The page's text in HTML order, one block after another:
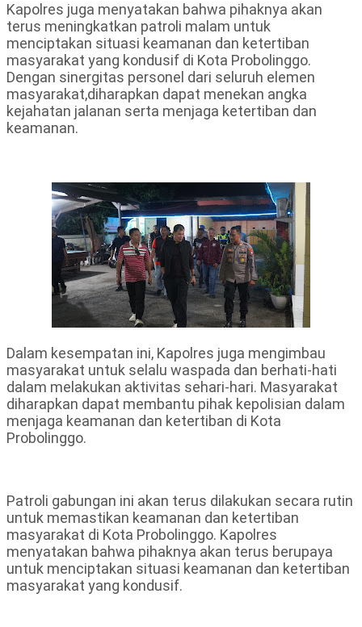
Kapolres juga menyatakan bahwa pihaknya akan
terus meningkatkan patroli malam untuk
menciptakan situasi keamanan dan ketertiban
masyarakat yang kondusif di Kota Probolinggo.
Dengan sinergitas personel dari seluruh elemen
masyarakat,diharapkan dapat menekan angka
kejahatan jalanan serta menjaga ketertiban dan
keamanan.
Dalam kesempatan ini, Kapolres juga mengimbau
masyarakat untuk selalu waspada dan berhati-hati
dalam melakukan aktivitas sehari-hari. Masyarakat
diharapkan dapat membantu pihak kepolisian dalam
menjaga keamanan dan ketertiban di Kota
Probolinggo.
Patroli gabungan ini akan terus dilakukan secara rutin
untuk memastikan keamanan dan ketertiban
masyarakat di Kota Probolinggo. Kapolres
menyatakan bahwa pihaknya akan terus berupaya
untuk menciptakan situasi keamanan dan ketertiban
masyarakat yang kondusif.